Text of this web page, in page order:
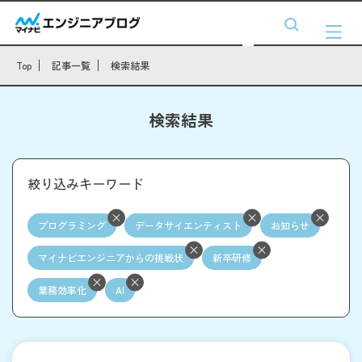
Top 記事一覧 検索結果
検索結果
絞り込みキーワード
プログラミング データサイエンティスト お知らせ
マイナビエンジニアからの挑戦状 新卒研修
業務効率化 AI